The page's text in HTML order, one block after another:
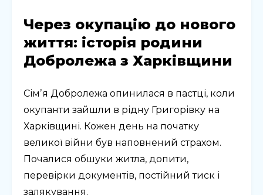
Через окупацію до нового
життя: історія родини
Добролежа з Харківщини
Сімʼя Добролежа опинилася в пастці, коли
окупанти зайшли в рідну Григорівку на
Харківщині. Кожен день на початку
великої війни був наповнений страхом.
Почалися обшуки житла, допити,
перевірки документів, постійний тиск і
залякування.